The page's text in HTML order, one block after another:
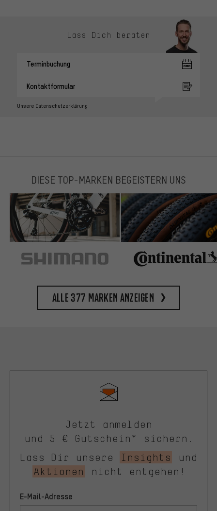
Lass Dich beraten
Terminbuchung
Kontaktformular
Unsere Datenschutzerklärung
DIESE TOP-MARKEN BEGEISTERN UNS
Alle 377 Marken anzeigen
Jetzt anmelden
und 5 € Gutschein* sichern.
Lass Dir unsere
Insights
und
Aktionen
nicht entgehen!
E-Mail-Adresse